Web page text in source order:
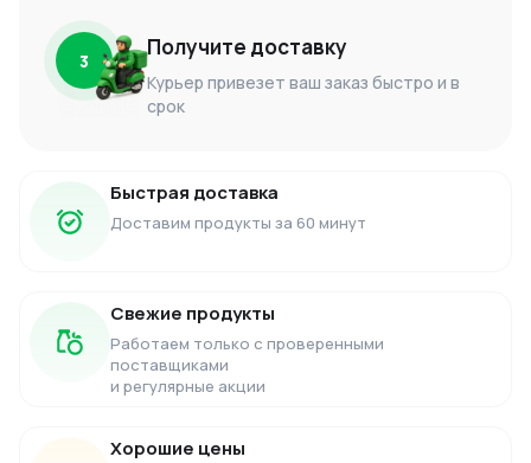
3 Получите доставку
Курьер привезет ваш заказ быстро и в
срок
Быстрая доставка
Доставим продукты за 60 минут
Свежие продукты
Работаем только с проверенными
поставщиками
и регулярные акции
Хорошие цены